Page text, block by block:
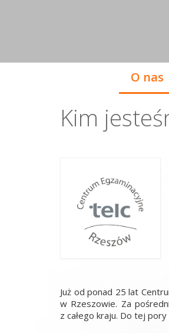
O nas
Kim
Już od ponad 25 lat
w Rzeszowie. Za
z całego kraju. Do tej